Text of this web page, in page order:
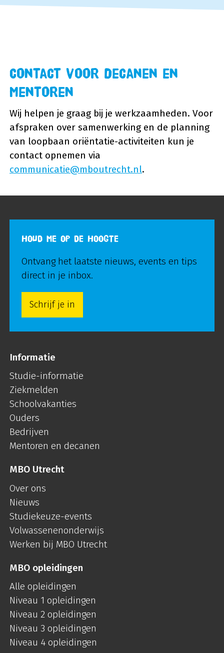
Contact voor decanen en
mentoren
Wij helpen je graag bij je werkzaamheden. Voor
afspraken over samenwerking en de planning
van loopbaan oriëntatie-activiteiten kun je
contact opnemen via
communicatie@mboutrecht.nl.
HOUD ME OP DE HOOGTE
Ontvang het laatste nieuws, events en tips
direct in je inbox.
Schrijf je in
Informatie
Studie-informatie
Ziekmelden
Schoolvakanties
Ouders
Bedrijven
Mentoren en decanen
MBO Utrecht
Over ons
Nieuws
Studiekeuze-events
Volwassenenonderwijs
Werken bij MBO Utrecht
MBO opleidingen
Alle opleidingen
Niveau 1 opleidingen
Niveau 2 opleidingen
Niveau 3 opleidingen
Niveau 4 opleidingen